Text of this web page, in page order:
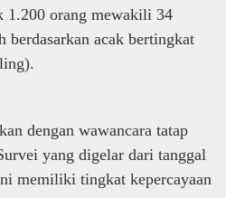
1.200 orang mewakili 34
acak bertingkat
dengan wawancara tatap
yang digelar dari tanggal
memiliki tingkat kepercayaan